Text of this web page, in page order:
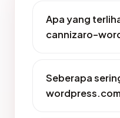
Apa yang
cannizaro-
Seberapa